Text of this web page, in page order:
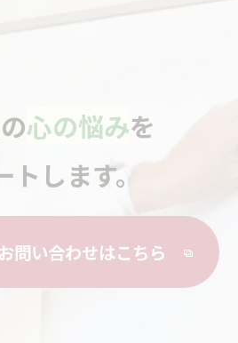
心の悩みを
トします。
問い合わせはこちら